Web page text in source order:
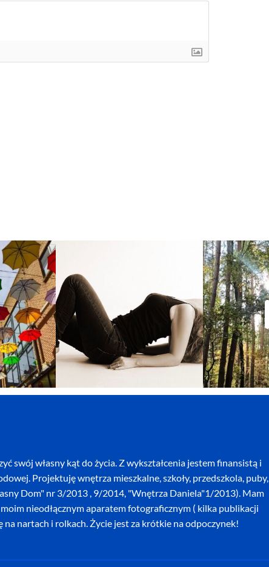
swój własny kąt do życia. Z wykształcenia jestem finansistą i
Projektuję wnętrza mieszkalne, szkoły, przedszkola, puby,
Dom" nr 3/2013 , 9/2014, "Wnętrza Daniela"1/2013). Mam
nieodłącznym aparatem fotograficznym ( kilka publikacji
nartach i rolkach. Życie jest za krótkie na odpoczynek!